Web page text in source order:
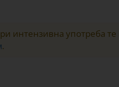
интензивна употреба те
.